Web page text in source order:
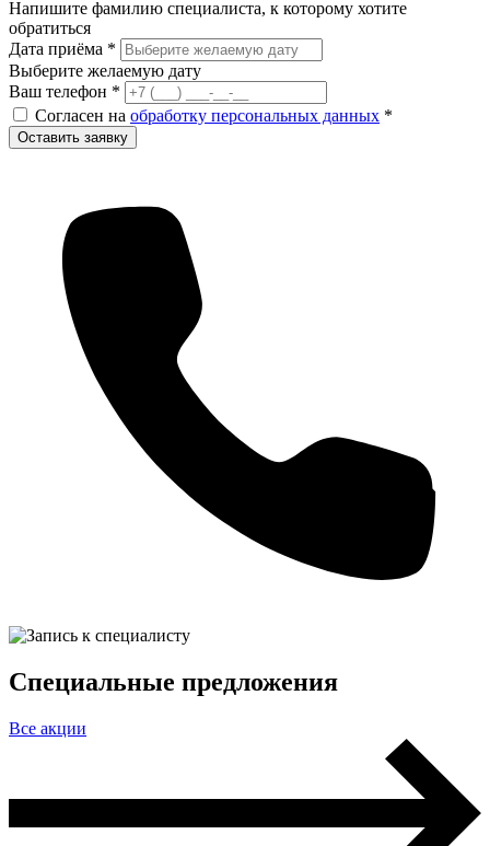
Напишите фамилию специалиста, к которому хотите
обратиться
Дата приёма *
Выберите желаемую дату
Ваш телефон *
Согласен на обработку персональных данных *
Оставить заявку
Специальные предложения
Все акции